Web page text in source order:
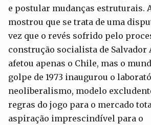
e postular mudanças estruturais.
mostrou que se trata de uma
vez que o revés sofrido pelo
construção socialista de Salvador
afetou apenas o Chile, mas o
golpe de 1973 inaugurou o
neoliberalismo, modelo
regras do jogo para o mercado
aspiração imprescindível para o